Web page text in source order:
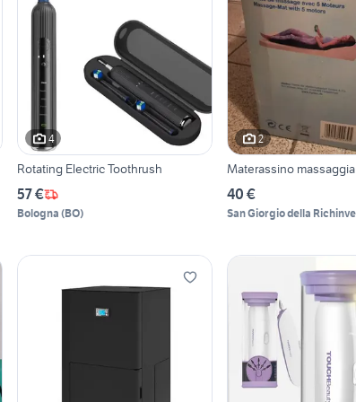
4
Rotating Electric Toothrush
57 €
Bologna (BO)
2
Materassino
40 €
San Giorgio della